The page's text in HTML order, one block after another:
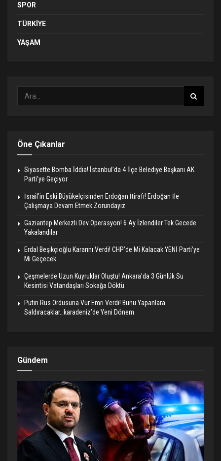
SPOR
TÜRKIYE
YAŞAM
Öne Çıkanlar
Siyasette Bomba İddia! İstanbul’da 4 İlçe Belediye Başkanı AK
Parti’ye Geçiyor
İsrail’in Eski Büyükelçisinden Erdoğan İtirafı! Erdoğan İle
Çalışmaya Devam Etmek Zorundayız
Gaziantep Merkezli Dev Operasyon! 6 Ay İzlendiler Tek Gecede
Yakalandılar
Erdal Beşikçioğlu Kararını Verdi! CHP’de Mi Kalacak YENİ Parti’ye
Mi Geçecek
Çeşmelerde Uzun Kuyruklar Oluştu! Ankara’da 3 Günlük Su
Kesintisi Vatandaşları Sokağa Döktü
Putin Rus Ordusuna Vur Emri Verdi! Bunu Yapanlara
Saldıracaklar…karadeniz’de Yeni Dönem
Gündem